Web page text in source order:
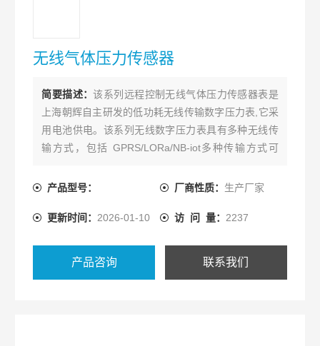
无线气体压力传感器
简要描述：该系列远程控制无线气体压力传感器表是
上海朝辉自主研发的低功耗无线传输数字压力表,它采
用电池供电。该系列无线数字压力表具有多种无线传
输方式，包括 GPRS/LORa/NB-iot多种传输方式可
产品型号：
厂商性质： 生产厂家
更新时间： 2026-01-10 访 问 量： 2237
产品咨询 联系我们